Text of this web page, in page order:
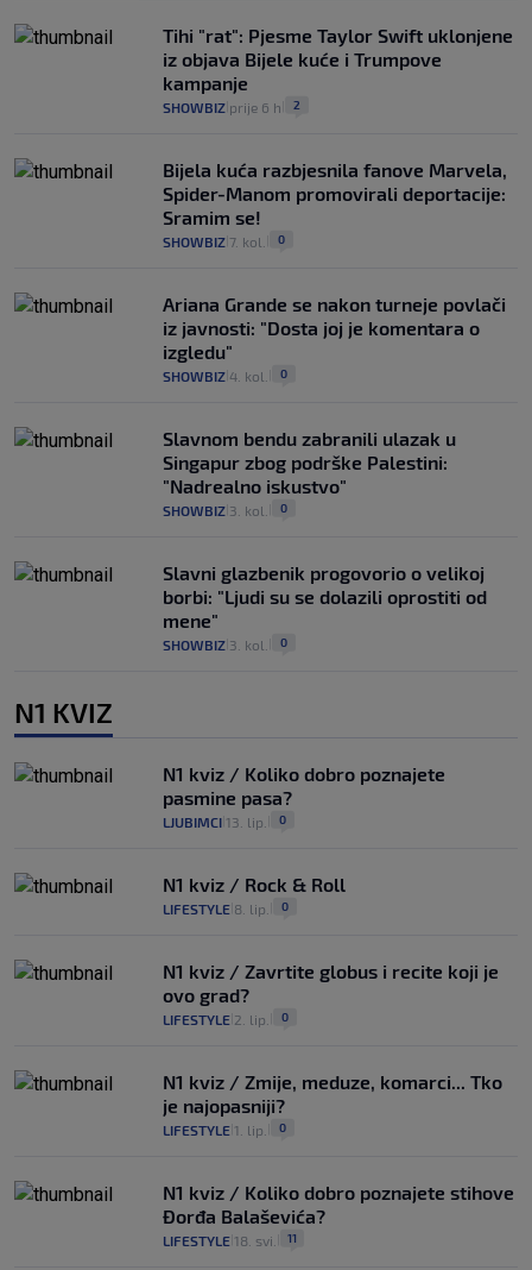
Tihi "rat": Pjesme Taylor Swift uklonjene
iz objava Bijele kuće i Trumpove
kampanje
SHOWBIZ prije 6 h 2
Bijela kuća razbjesnila fanove Marvela,
Spider-Manom promovirali deportacije:
Sramim se!
SHOWBIZ 7. kol. 0
Ariana Grande se nakon turneje povlači
iz javnosti: "Dosta joj je komentara o
izgledu"
SHOWBIZ 4. kol. 0
Slavnom bendu zabranili ulazak u
Singapur zbog podrške Palestini:
"Nadrealno iskustvo"
SHOWBIZ 3. kol. 0
Slavni glazbenik progovorio o velikoj
borbi: "Ljudi su se dolazili oprostiti od
mene"
SHOWBIZ 3. kol. 0
N1 KVIZ
N1 kviz / Koliko dobro poznajete
pasmine pasa?
LJUBIMCI 13. lip. 0
N1 kviz / Rock & Roll
LIFESTYLE 8. lip. 0
N1 kviz / Zavrtite globus i recite koji je
ovo grad?
LIFESTYLE 2. lip. 0
N1 kviz / Zmije, meduze, komarci... Tko
je najopasniji?
LIFESTYLE 1. lip. 0
N1 kviz / Koliko dobro poznajete stihove
Đorđa Balaševića?
LIFESTYLE 18. svi. 11